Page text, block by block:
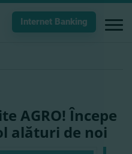
Internet Banking
AGRO! Începe
alături de noi